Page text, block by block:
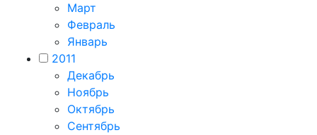
Март
Февраль
Январь
2011
Декабрь
Ноябрь
Октябрь
Сентябрь